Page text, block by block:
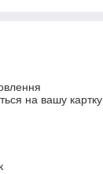
на вашу картку